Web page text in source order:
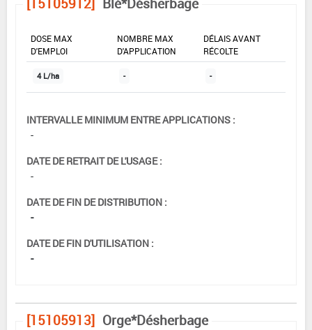
DOSE MAX
D'EMPLOI
NOMBRE MAX
D'APPLICATION
DÉLAIS AVANT
RÉCOLTE
4 L/ha - -
INTERVALLE MINIMUM ENTRE APPLICATIONS :
-
DATE DE RETRAIT DE L'USAGE :
-
DATE DE FIN DE DISTRIBUTION :
-
DATE DE FIN D'UTILISATION :
-
[15105913] Orge*Désherbage